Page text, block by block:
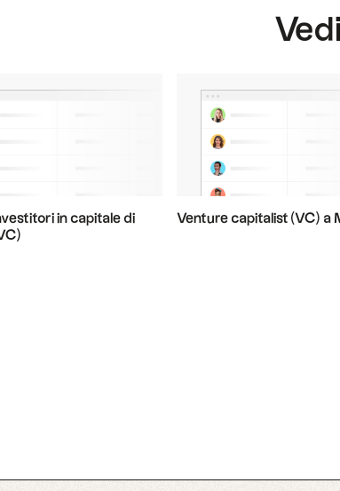
in capitale di
Venture capitalist (VC) a